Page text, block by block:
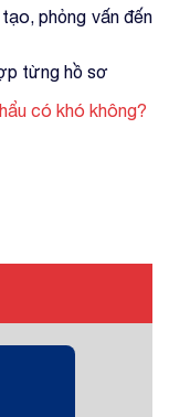
phỏng vấn đến
từng hồ sơ
có khó không?